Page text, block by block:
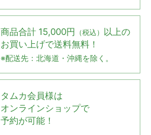
商品合計 15,000円 （税込） 以上の
お買い上げで送料無料！
※配送先：北海道・沖縄を除く。
タムカ会員様は
オンラインショップで
予約が可能！